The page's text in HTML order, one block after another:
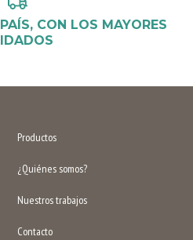
CON LOS MAYORES
Productos
¿Quiénes somos?
Nuestros trabajos
Contacto